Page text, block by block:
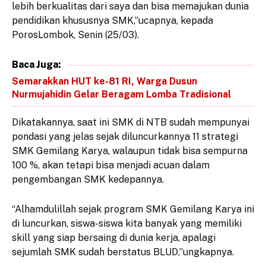
lebih berkualitas dari saya dan bisa memajukan dunia
pendidikan khususnya SMK,”ucapnya, kepada
PorosLombok, Senin (25/03).
Baca Juga:
Semarakkan HUT ke-81 RI, Warga Dusun
Nurmujahidin Gelar Beragam Lomba Tradisional
Dikatakannya, saat ini SMK di NTB sudah mempunyai
pondasi yang jelas sejak diluncurkannya 11 strategi
SMK Gemilang Karya, walaupun tidak bisa sempurna
100 %, akan tetapi bisa menjadi acuan dalam
pengembangan SMK kedepannya.
“Alhamdulillah sejak program SMK Gemilang Karya ini
di luncurkan, siswa-siswa kita banyak yang memiliki
skill yang siap bersaing di dunia kerja, apalagi
sejumlah SMK sudah berstatus BLUD,”ungkapnya.